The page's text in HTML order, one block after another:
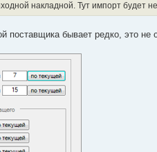
накладной. Тут импорт будет
поставщика бывает редко, это не